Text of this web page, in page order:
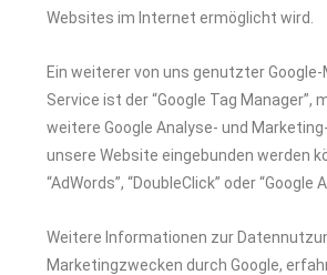
Websites im Internet ermöglicht wird.
Ein weiterer von uns genutzter
Service ist der “Google Tag Manager”,
weitere Google Analyse- und
unsere Website eingebunden werden
“AdWords”, “DoubleClick” oder “Google
Weitere Informationen zur
Marketingzwecken durch Google,